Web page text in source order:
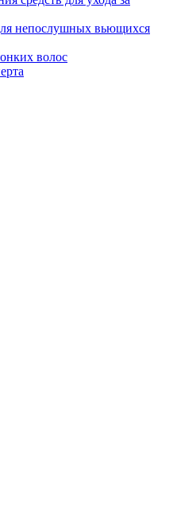
непослушных вьющихся
волос